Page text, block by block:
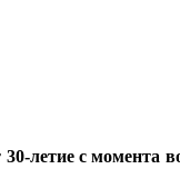
летие с момента